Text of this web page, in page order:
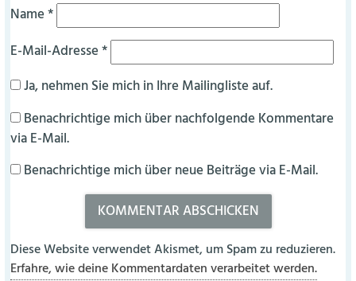
Name*
E-Mail-Adresse*
Ja, nehmen Sie mich in Ihre Mailingliste auf.
Benachrichtige mich über nachfolgende Kommentare
via E-Mail.
Benachrichtige mich über neue Beiträge via E-Mail.
Diese Website verwendet Akismet, um Spam zu reduzieren.
Erfahre, wie deine Kommentardaten verarbeitet werden.